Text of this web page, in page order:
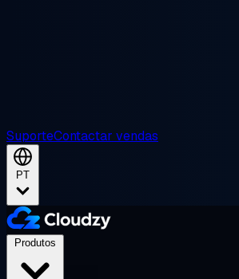
SuporteContactar vendas
PT